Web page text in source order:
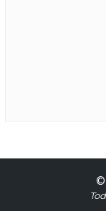
©